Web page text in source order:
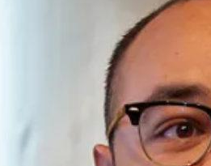
e programas de vouchers.
Aqui estão algumas das
vouchers que foram efetivamente